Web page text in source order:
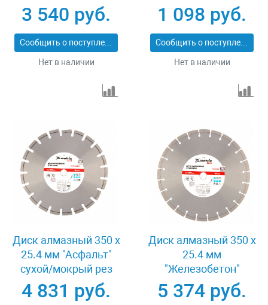
2,2 x 12 mm
3 540 руб.
Сообщить о поступлении
Нет в наличии
1 098 руб.
Сообщить о поступлении
Нет в наличии
Диск алмазный 350 х
25.4 мм "Асфальт"
сухой/мокрый рез
Pro Matrix 731073
4 831 руб.
Диск алмазный 350 х
25.4 мм
"Железобетон"
сухой/мокрый рез
Pro Matrix 731103
5 374 руб.